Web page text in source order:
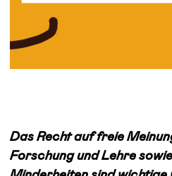
Das Recht auf freie
Forschung und Lehre